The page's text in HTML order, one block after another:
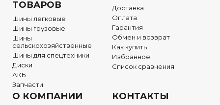
ТОВАРОВ
Шины легковые
Шины грузовые
Шины
сельскохозяйственные
Шины для спецтехники
Диски
АКБ
Запчасти
Доставка
Оплата
Гарантия
Обмен и возврат
Как купить
Избранное
Список сравнения
О КОМПАНИИ КОНТАКТЫ